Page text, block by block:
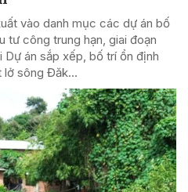
vào danh mục các dự án bố
tư công trung hạn, giai đoạn
án sắp xếp, bố trí ổn định
lở sông Đăk...